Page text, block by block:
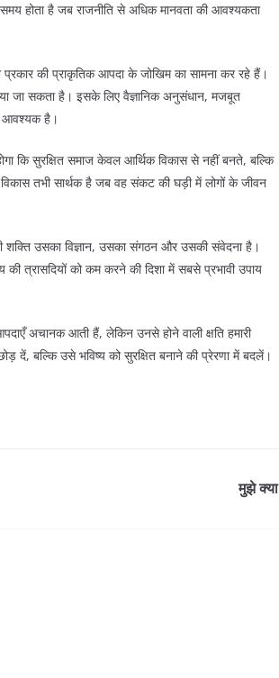
होता है जब राजनीति से अधिक मानवता की आवश्यकता
की प्राकृतिक आपदा के जोखिम का सामना कर रहे हैं।
जा सकता है। इसके लिए वैज्ञानिक अनुसंधान, मजबूत
आवश्यक है।
कि सुरक्षित समाज केवल आर्थिक विकास से नहीं बनते, बल्कि
विकास तभी सार्थक है जब वह संकट की घड़ी में लोगों के जीवन
उसका विज्ञान, उसका संगठन और उसकी संवेदना है।
की त्रासदियों को कम करने की दिशा में सबसे प्रभावी उपाय
अचानक आती हैं, लेकिन उनसे होने वाली क्षति हमारी
दें, बल्कि उसे भविष्य को सुरक्षित बनाने की प्रेरणा में बदलें।
मुझे क्या